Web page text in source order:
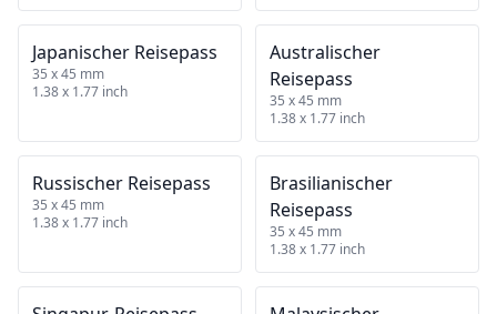
Japanischer Reisepass
35 x 45 mm
1.38 x 1.77 inch
Australischer
Reisepass
35 x 45 mm
1.38 x 1.77 inch
Russischer Reisepass
35 x 45 mm
1.38 x 1.77 inch
Brasilianischer
Reisepass
35 x 45 mm
1.38 x 1.77 inch